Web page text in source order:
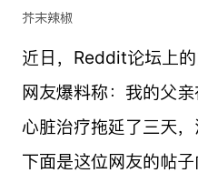
芥末辣椒
近日，Reddit论坛上
网友爆料称：我的父亲
心脏治疗拖延了三天，
下面是这位网友的帖子